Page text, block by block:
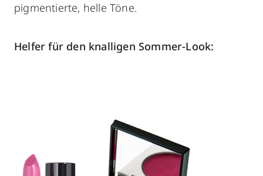
pigmentierte, helle Töne.
Helfer für den knalligen Sommer-Look: